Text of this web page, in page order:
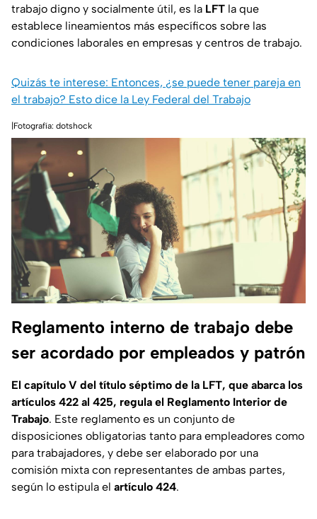
trabajo digno y socialmente útil, es la LFT la que
establece lineamientos más específicos sobre las
condiciones laborales en empresas y centros de trabajo.
Quizás te interese: Entonces, ¿se puede tener pareja en
el trabajo? Esto dice la Ley Federal del Trabajo
|Fotografía: dotshock
Reglamento interno de trabajo debe
ser acordado por empleados y patrón
El capítulo V del título séptimo de la LFT, que abarca los
artículos 422 al 425, regula el Reglamento Interior de
Trabajo. Este reglamento es un conjunto de
disposiciones obligatorias tanto para empleadores como
para trabajadores, y debe ser elaborado por una
comisión mixta con representantes de ambas partes,
según lo estipula el artículo 424.